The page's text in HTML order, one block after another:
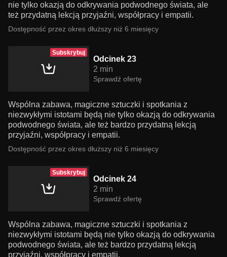
nie tylko okazją do odkrywania podwodnego świata, ale
też przydatną lekcją przyjaźni, współpracy i empatii.
Dostępność przez okres dłuższy niż 6 miesięcy
Subskrybuj
Odcinek 23
2 min
Sprawdź ofertę
Wspólna zabawa, magiczne sztuczki i spotkania z
niezwykłymi istotami będą nie tylko okazją do odkrywania
podwodnego świata, ale też bardzo przydatną lekcją
przyjaźni, współpracy i empatii.
Dostępność przez okres dłuższy niż 6 miesięcy
Subskrybuj
Odcinek 24
2 min
Sprawdź ofertę
Wspólna zabawa, magiczne sztuczki i spotkania z
niezwykłymi istotami będą nie tylko okazją do odkrywania
podwodnego świata, ale też bardzo przydatną lekcją
przyjaźni, współpracy i empatii.